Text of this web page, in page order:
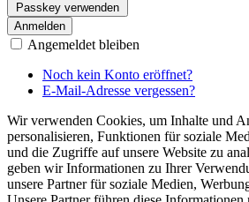
Passkey verwenden
Anmelden
Angemeldet bleiben
Noch kein Konto eröffnet?
E-Mail-Adresse vergessen?
Wir verwenden Cookies, um Inhalte und
personalisieren, Funktionen für soziale
und die Zugriffe auf unsere Website zu
geben wir Informationen zu Ihrer
unsere Partner für soziale Medien,